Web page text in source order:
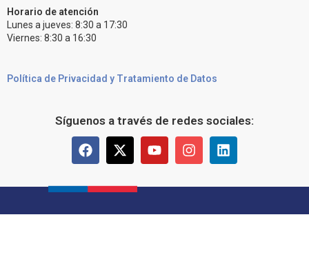
Horario de atención
Lunes a jueves: 8:30 a 17:30
Viernes: 8:30 a 16:30
Política de Privacidad y Tratamiento de Datos
Síguenos a través de redes sociales: